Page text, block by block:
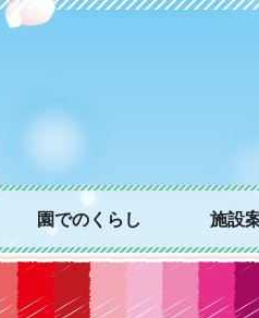
園でのくらし 施設